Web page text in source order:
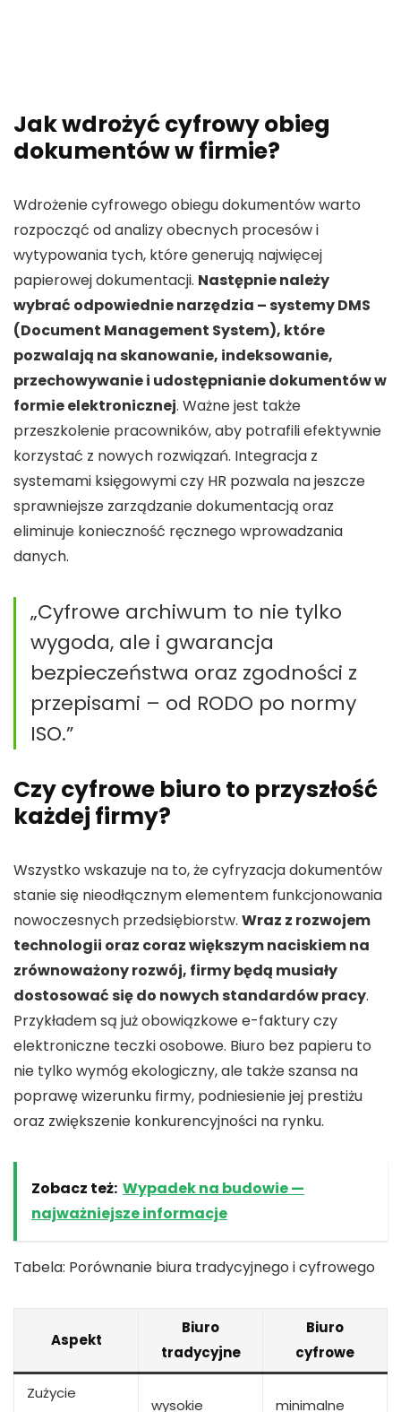
Jak wdrożyć cyfrowy obieg
dokumentów w firmie?
Wdrożenie cyfrowego obiegu dokumentów warto
rozpocząć od analizy obecnych procesów i
wytypowania tych, które generują najwięcej
papierowej dokumentacji. Następnie należy
wybrać odpowiednie narzędzia – systemy DMS
(Document Management System), które
pozwalają na skanowanie, indeksowanie,
przechowywanie i udostępnianie dokumentów w
formie elektronicznej. Ważne jest także
przeszkolenie pracowników, aby potrafili efektywnie
korzystać z nowych rozwiązań. Integracja z
systemami księgowymi czy HR pozwala na jeszcze
sprawniejsze zarządzanie dokumentacją oraz
eliminuje konieczność ręcznego wprowadzania
danych.
„Cyfrowe archiwum to nie tylko
wygoda, ale i gwarancja
bezpieczeństwa oraz zgodności z
przepisami – od RODO po normy
ISO.”
Czy cyfrowe biuro to przyszłość
każdej firmy?
Wszystko wskazuje na to, że cyfryzacja dokumentów
stanie się nieodłącznym elementem funkcjonowania
nowoczesnych przedsiębiorstw. Wraz z rozwojem
technologii oraz coraz większym naciskiem na
zrównoważony rozwój, firmy będą musiały
dostosować się do nowych standardów pracy.
Przykładem są już obowiązkowe e-faktury czy
elektroniczne teczki osobowe. Biuro bez papieru to
nie tylko wymóg ekologiczny, ale także szansa na
poprawę wizerunku firmy, podniesienie jej prestiżu
oraz zwiększenie konkurencyjności na rynku.
Zobacz też: Wypadek na budowie —
najważniejsze informacje
Tabela: Porównanie biura tradycyjnego i cyfrowego
Aspekt
Biuro
tradycyjne
Biuro
cyfrowe
Zużycie
wysokie minimalne